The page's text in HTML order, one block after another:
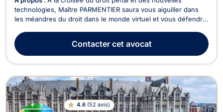
technologies, Maître PARMENTIER saura vous aiguiller dans
les méandres du droit dans le monde virtuel et vous défendre
Contactercet avocat
4.6 (52 avis)